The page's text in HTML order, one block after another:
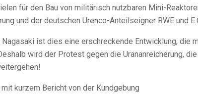
für den Bau von militärisch nutzbaren Mini-
und der deutschen Urenco-Anteilseigner RWE und
Nagasaki ist dies eine erschreckende Entwicklung, die
wird der Protest gegen die Urananreicherung,
mit kurzem Bericht von der Kundgebung